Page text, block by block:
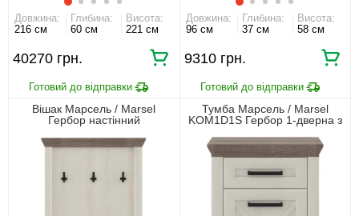
Довжина:
216 см
Глибина:
60 см
Висота:
221 см
40270 грн.
Довжина:
96 см
Глибина:
37 см
Висота:
58 см
9310 грн.
Вішак Марсель / Marsel
Гербор настінний
Тумба Марсель / Marsel
KOM1D1S Гербор 1-дверна з